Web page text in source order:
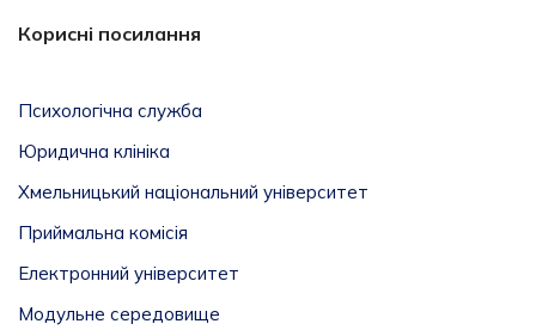
Корисні посилання
Психологічна служба
Юридична клініка
Хмельницький національний університет
Приймальна комісія
Електронний університет
Модульне середовище